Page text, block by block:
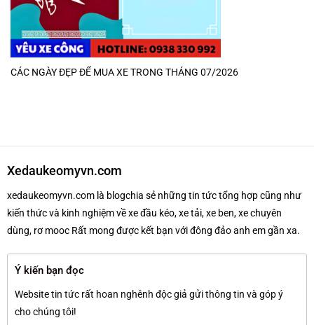
CÁC NGÀY ĐẸP ĐỂ MUA XE TRONG THÁNG 07/2026
Xedaukeomyvn.com
xedaukeomyvn.com là blogchia sẻ những tin tức tổng hợp cũng như
kiến thức và kinh nghiệm về xe đầu kéo, xe tải, xe ben, xe chuyên
dùng, rơ mooc Rất mong được kết bạn với đông đảo anh em gần xa.
Ý kiến bạn đọc
Website tin tức rất hoan nghênh độc giả gửi thông tin và góp ý
cho chúng tôi!